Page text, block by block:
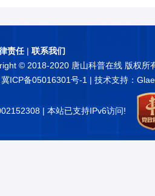
责任| 联系我们
© 2018-2020 唐山科普在线 版权所
冀ICP备05016301号-1 | 技术支持：
| 本站已支持IPv6访问!